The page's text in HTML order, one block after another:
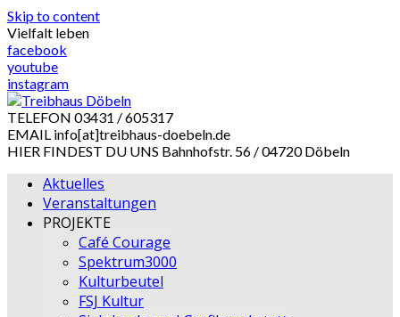
Skip to content
Vielfalt leben
facebook
youtube
instagram
TELEFON 03431 / 605317
EMAIL info[at]treibhaus-doebeln.de
HIER FINDEST DU UNS Bahnhofstr. 56 / 04720 Döbeln
Aktuelles
Veranstaltungen
PROJEKTE
Café Courage
Spektrum3000
Kulturbeutel
FSJ Kultur